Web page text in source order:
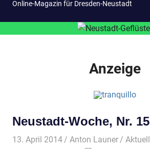
Online-Magazin für Dresden-Neustadt
Anzeige
Neustadt-Woche, Nr. 15
13. April 2014 Anton Launer Aktuell